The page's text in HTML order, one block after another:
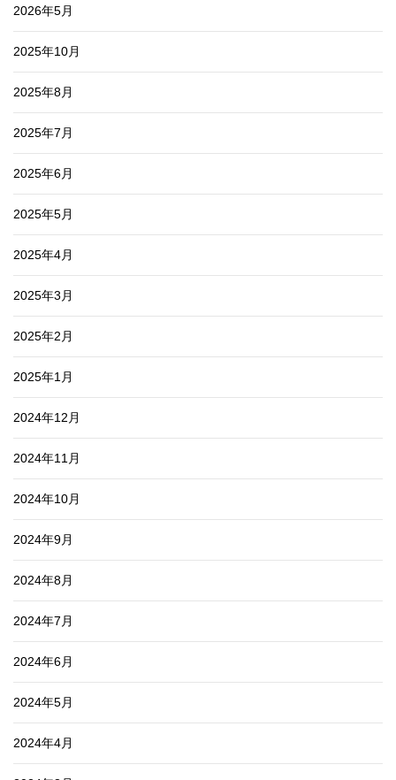
2026年5月
2025年10月
2025年8月
2025年7月
2025年6月
2025年5月
2025年4月
2025年3月
2025年2月
2025年1月
2024年12月
2024年11月
2024年10月
2024年9月
2024年8月
2024年7月
2024年6月
2024年5月
2024年4月